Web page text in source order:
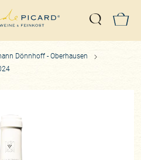
Suche
Dönnhoff - Oberhausen